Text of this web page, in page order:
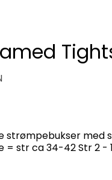
med sort søm bak 90%
16-18 = str ca 44-46 Str 3 - 20-26 = str